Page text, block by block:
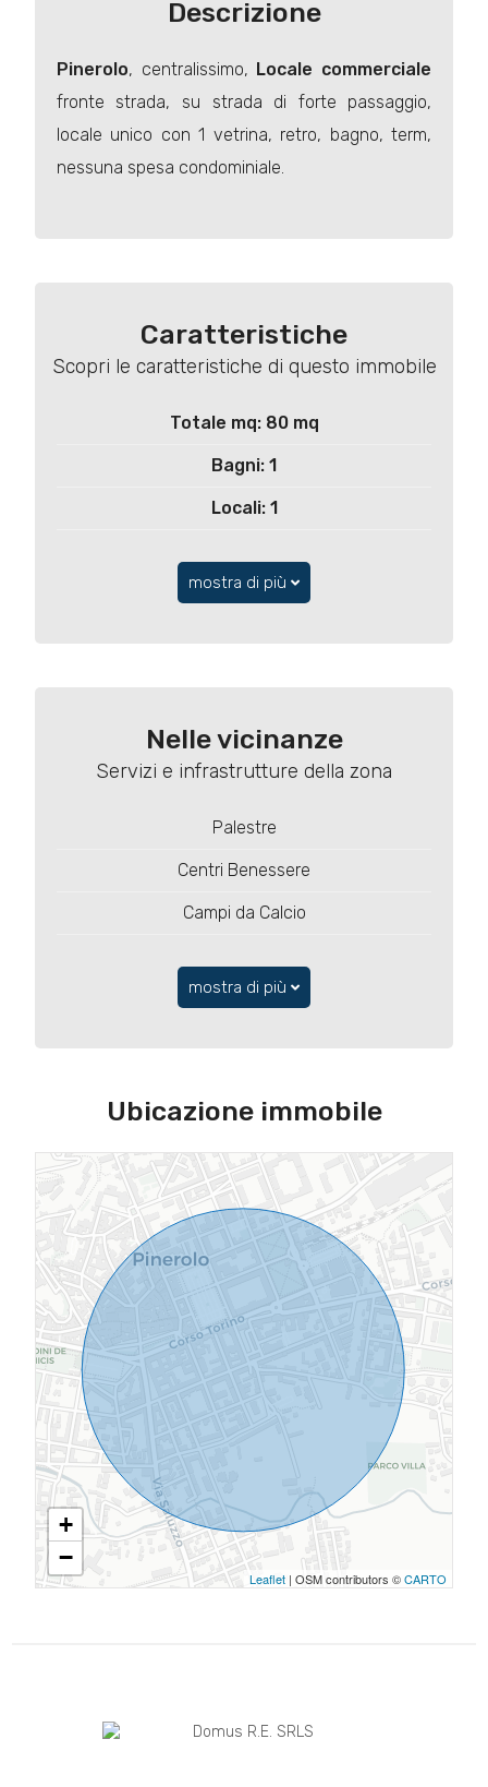
Descrizione
Pinerolo, centralissimo, Locale commerciale
fronte strada, su strada di forte passaggio,
locale unico con 1 vetrina, retro, bagno, term,
nessuna spesa condominiale.
Caratteristiche
Scopri le caratteristiche di questo immobile
Totale mq: 80 mq
Bagni: 1
Locali: 1
mostra di più
Nelle vicinanze
Servizi e infrastrutture della zona
Palestre
Centri Benessere
Campi da Calcio
mostra di più
Ubicazione immobile
+
−
Leaflet| OSM contributors ©CARTO